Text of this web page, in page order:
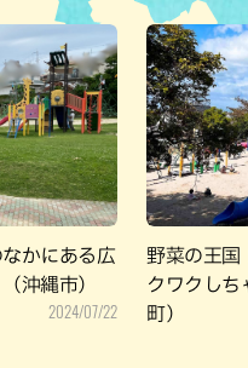
その他
ブッフェ
ハン
かにある広
沖縄市）
2024/07/22
野菜の王国
クワクしち
町）